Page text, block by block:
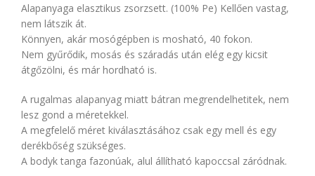
Alapanyaga elasztikus zsorzsett. (100% Pe) Kellően vastag,
nem látszik át.
Könnyen, akár mosógépben is mosható, 40 fokon.
Nem gyűrődik, mosás és száradás után elég egy kicsit
átgőzölni, és már hordható is.
A rugalmas alapanyag miatt bátran megrendelhetitek, nem
lesz gond a méretekkel.
A megfelelő méret kiválasztásához csak egy mell és egy
derékbőség szükséges.
A bodyk tanga fazonúak, alul állítható kapoccsal záródnak.